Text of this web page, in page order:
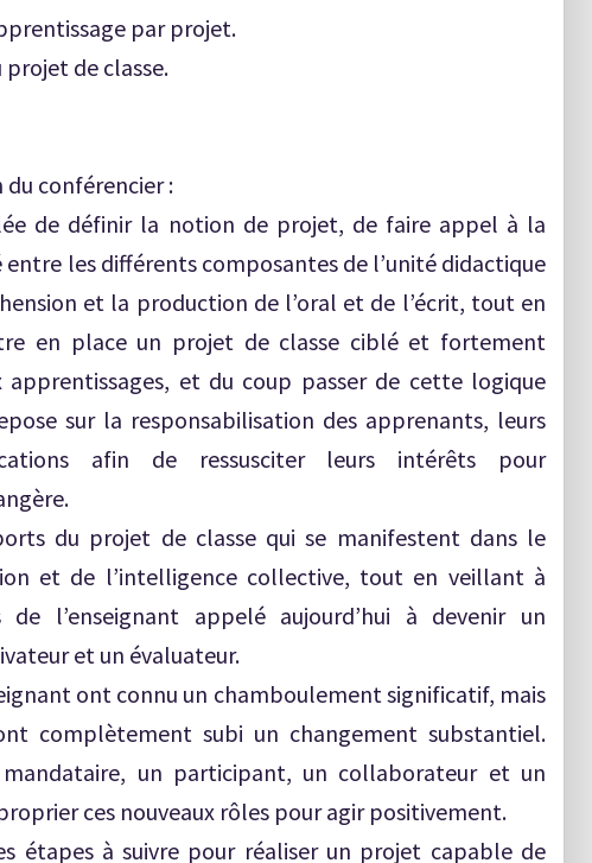
par projet.
de classe.
conférencier :
de définir la notion de projet, de faire appel à la
les différents composantes de l’unité didactique
et la production de l’oral et de l’écrit, tout en
en place un projet de classe ciblé et fortement
et du coup passer de cette logique
sur la responsabilisation des apprenants, leurs
afin de ressusciter leurs intérêts pour
du projet de classe qui se manifestent dans le
et de l’intelligence collective, tout en veillant à
l’enseignant appelé aujourd’hui à devenir un
et un évaluateur.
ont connu un chamboulement significatif, mais
complètement subi un changement substantiel.
un participant, un collaborateur et un
ces nouveaux rôles pour agir positivement.
étapes à suivre pour réaliser un projet capable de